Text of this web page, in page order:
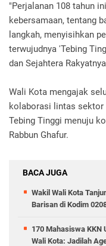
"Perjalanan 108 tahun
kebersamaan, tentang
langkah, menyisihkan
terwujudnya 'Tebing
dan Sejahtera
Wali Kota mengajak
kolaborasi lintas sektor
Tebing Tinggi menuju
Rabbun Ghafur.
BACA JUGA
Wakil Wali Kota
Barisan di Kodim
170 Mahasiswa KKN
Wali Kota: Jadilah